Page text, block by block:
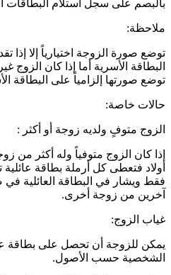
بالبصم على سجل استلام البطاقات
ملاحظة:
توضع صورة الزوجة اختيارياً إلا إذا
البطاقة الأسرية أما إذا كان
توضع صورتها إلزامياً على البطاقة
حالات خاصة:
الزوج متوفٍ ولديه زوجة أو أكثر :
إذا كان الزوج متوفياً وله أكثر من
أولاد فتعطى كل أرملة بطاقة
فقط ويشار في البطاقة العائلية في
آخرين من زوجة أخرى.
غياب الزوج:
يمكن للزوجة أن تحصل على بطاقة
الشخصية حسب الأصول.